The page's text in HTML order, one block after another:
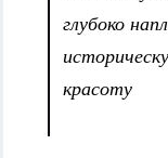
глубоко
красоту